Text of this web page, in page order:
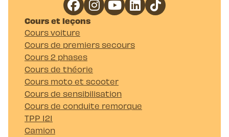
Cours et leçons
Cours voiture
Cours de premiers secours
Cours 2 phases
Cours de théorie
Cours moto et scooter
Cours de sensibilisation
Cours de conduite remorque
TPP 121
Camion